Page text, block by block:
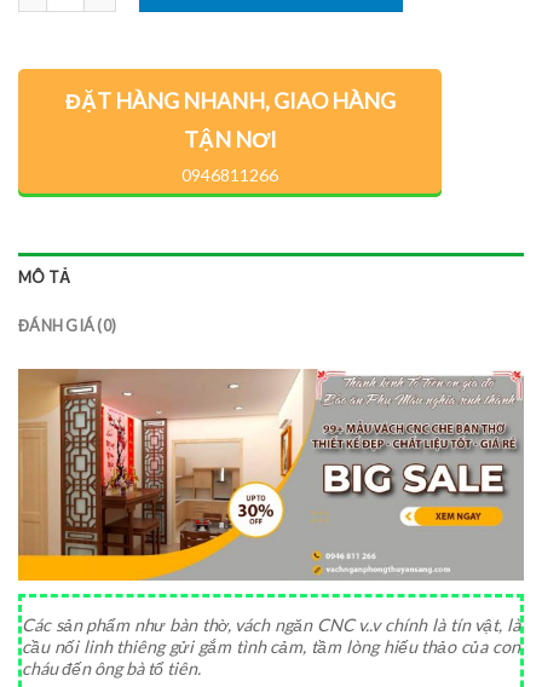
ĐẶT HÀNG NHANH, GIAO HÀNG
TẬN NƠI
0946811266
MÔ TẢ
ĐÁNH GIÁ (0)
Các sản phẩm như bàn thờ, vách ngăn CNC v..v chính là tín vật, là
cầu nối linh thiêng gửi gắm tình cảm, tầm lòng hiếu thảo của con
cháu đến ông bà tổ tiên.